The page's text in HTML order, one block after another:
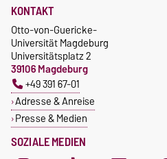
SOZIALE MEDIEN
KONTAKT
Otto-von-Guericke-
Universität Magdeburg
Universitätsplatz 2
39106 Magdeburg
+49 391 67-01
Adresse & Anreise
Presse & Medien